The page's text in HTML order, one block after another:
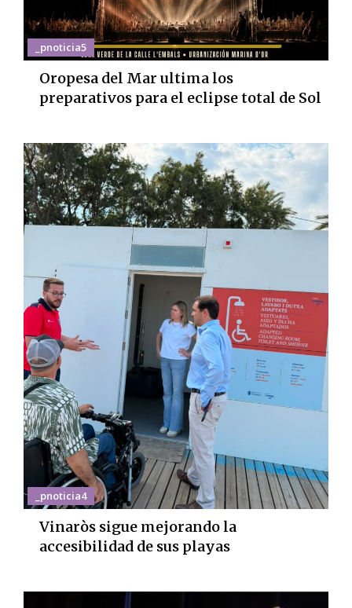
_pnoticia5
Oropesa del Mar ultima los
preparativos para el eclipse total de Sol
_pnoticia4
Vinaròs sigue mejorando la
accesibilidad de sus playas